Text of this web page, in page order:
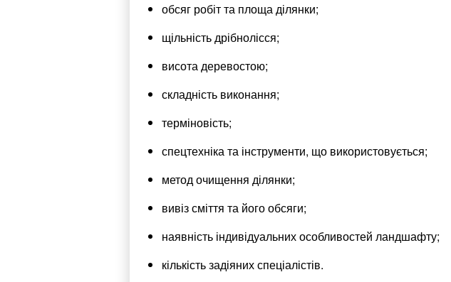
обсяг робіт та площа ділянки;
щільність дрібнолісся;
висота деревостою;
складність виконання;
терміновість;
спецтехніка та інструменти, що використовується;
метод очищення ділянки;
вивіз сміття та його обсяги;
наявність індивідуальних особливостей ландшафту;
кількість задіяних спеціалістів.